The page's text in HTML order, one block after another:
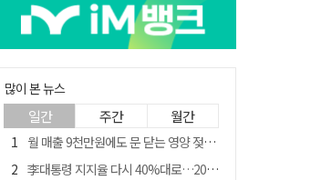
많이 본 뉴스
일간 주간 월간
월 매출 9천만원에도 문 닫는 영양 젖소농장… "일할 사람이 없어"
李대통령 지지율 다시 40%대로…20대는 18.8%p 급락